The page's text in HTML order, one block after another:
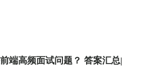
端高频面试问题？ 答案汇总|